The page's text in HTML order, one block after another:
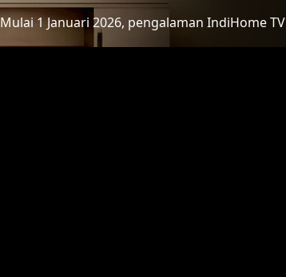
Mulai 1 Januari 2026, pengalaman IndiHome TV